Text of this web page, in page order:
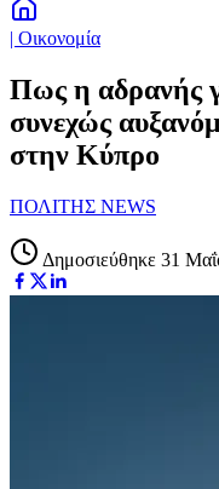
| Οικονομία
Πως η αδρανής
συνεχώς
στην Κύπρο
ΠΟΛΙΤΗΣ NEWS
Δημοσιεύθηκε 31